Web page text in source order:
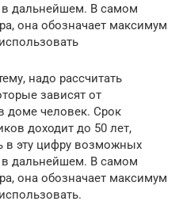
в дальнейшем. В самом
она обозначает максимум
надо рассчитать
зависят от
доме человек. Срок
доходит до 50 лет,
в эту цифру возможных
в дальнейшем. В самом
она обозначает максимум